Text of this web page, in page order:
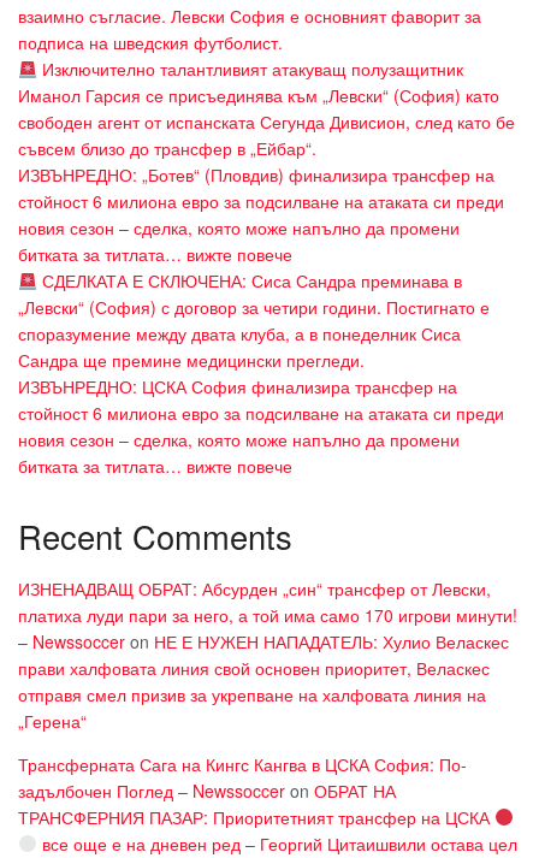
взаимно съгласие. Левски София е основният фаворит за
подписа на шведския футболист.
Изключително талантливият атакуващ полузащитник
Иманол Гарсия се присъединява към „Левски“ (София) като
свободен агент от испанската Сегунда Дивисион, след като бе
съвсем близо до трансфер в „Ейбар“.
ИЗВЪНРЕДНО: „Ботев“ (Пловдив) финализира трансфер на
стойност 6 милиона евро за подсилване на атаката си преди
новия сезон – сделка, която може напълно да промени
битката за титлата… вижте повече
СДЕЛКАТА Е СКЛЮЧЕНА: Сиса Сандра преминава в
„Левски“ (София) с договор за четири години. Постигнато е
споразумение между двата клуба, а в понеделник Сиса
Сандра ще премине медицински прегледи.
ИЗВЪНРЕДНО: ЦСКА София финализира трансфер на
стойност 6 милиона евро за подсилване на атаката си преди
новия сезон – сделка, която може напълно да промени
битката за титлата… вижте повече
Recent Comments
ИЗНЕНАДВАЩ ОБРАТ: Абсурден „син“ трансфер от Левски,
платиха луди пари за него, а той има само 170 игрови минути!
– Newssoccer on НЕ Е НУЖЕН НАПАДАТЕЛЬ: Хулио Веласкес
прави халфовата линия свой основен приоритет, Веласкес
отправя смел призив за укрепване на халфовата линия на
„Герена“
Трансферната Сага на Кингс Кангва в ЦСКА София: По-
задълбочен Поглед – Newssoccer on ОБРАТ НА
ТРАНСФЕРНИЯ ПАЗАР: Приоритетният трансфер на ЦСКА
все още е на дневен ред – Георгий Цитаишвили остава цел